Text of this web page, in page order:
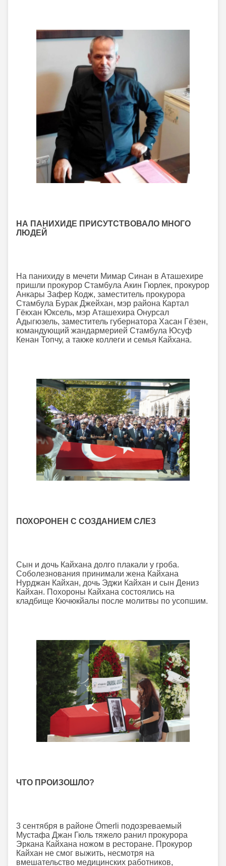
НА ПАНИХИДЕ ПРИСУТСТВОВАЛО МНОГО
ЛЮДЕЙ
На панихиду в мечети Мимар Синан в Аташехире
пришли прокурор Стамбула Акин Гюрлек, прокурор
Анкары Зафер Кодж, заместитель прокурора
Стамбула Бурак Джейхан, мэр района Картал
Гёкхан Юксель, мэр Аташехира Онурсал
Адыгюзель, заместитель губернатора Хасан Гёзен,
командующий жандармерией Стамбула Юсуф
Кенан Топчу, а также коллеги и семья Кайхана.
ПОХОРОНЕН С СОЗДАНИЕМ СЛЕЗ
Сын и дочь Кайхана долго плакали у гроба.
Соболезнования принимали жена Кайхана
Нурджан Кайхан, дочь Эджи Кайхан и сын Дениз
Кайхан. Похороны Кайхана состоялись на
кладбище Кючюкйалы после молитвы по усопшим.
ЧТО ПРОИЗОШЛО?
3 сентября в районе Ömerli подозреваемый
Мустафа Джан Гюль тяжело ранил прокурора
Эркана Кайхана ножом в ресторане. Прокурор
Кайхан не смог выжить, несмотря на
вмешательство медицинских работников,